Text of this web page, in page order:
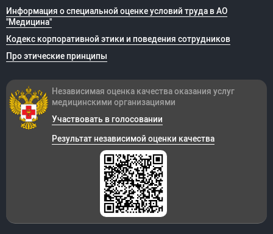
Информация о специальной оценке условий труда в АО
"Медицина"
Кодекс корпоративной этики и поведения сотрудников
Про этические принципы
Независимая оценка качества оказания услуг
медицинскими организациями
Участвовать в голосовании
Результат независимой оценки качества